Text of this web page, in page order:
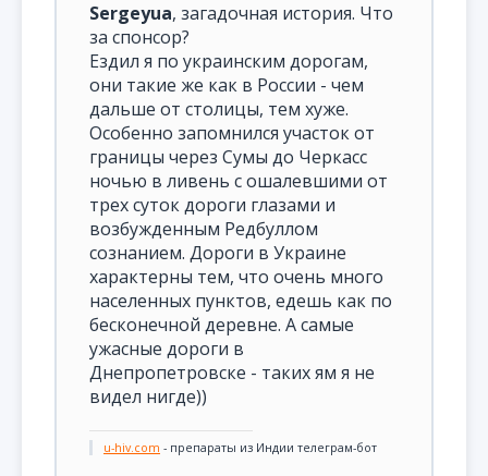
Sergeyua, загадочная история. Что
за спонсор?
Ездил я по украинским дорогам,
они такие же как в России - чем
дальше от столицы, тем хуже.
Особенно запомнился участок от
границы через Сумы до Черкасс
ночью в ливень с ошалевшими от
трех суток дороги глазами и
возбужденным Редбуллом
сознанием. Дороги в Украине
характерны тем, что очень много
населенных пунктов, едешь как по
бесконечной деревне. А самые
ужасные дороги в
Днепропетровске - таких ям я не
видел нигде))
u-hiv.com - препараты из Индии телеграм-бот